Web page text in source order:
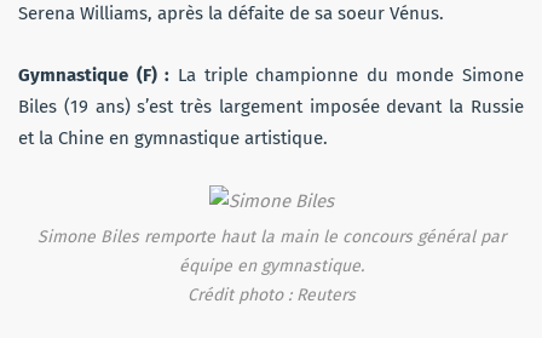
Serena Williams, après la défaite de sa soeur Vénus.
Gymnastique (F) : La triple championne du monde Simone
Biles (19 ans) s’est très largement imposée devant la Russie
et la Chine en gymnastique artistique.
Simone Biles remporte haut la main le concours général par
équipe en gymnastique.
Crédit photo : Reuters